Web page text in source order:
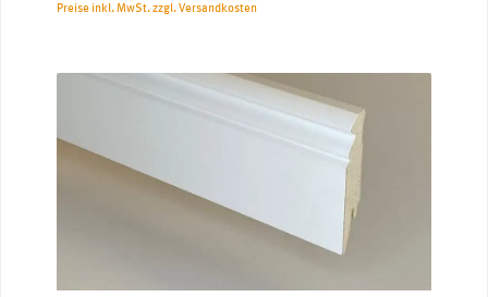
Preise inkl. MwSt. zzgl. Versandkosten